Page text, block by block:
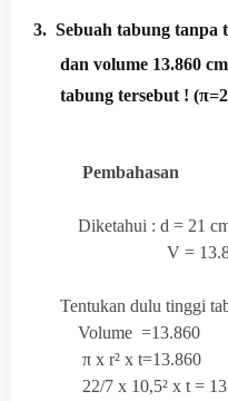
3. Sebuah tabung tanpa
dan volume 13.860 cm
tabung tersebut !
Pembahasan
Diketahui : d = 21
V = 13.860
Tentukan dulu tinggi
Volume =13.860
π x r² x t=13.860
22/7 x 10,5² x t =